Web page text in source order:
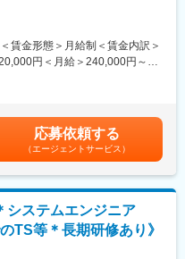
んで頂ける
で頂ける・応援頂ける
職者に会える
耗品等の営業を担います。
1：ダイヤライザー等の消耗品3
護師となります。代理店もあ
。
リニック、大病院：大学病院
賃金形態＞月給制＜賃金内訳＞
円＜月給＞240,000円～
選考を通じて上下する可能性
を含めた表記です。
応募依頼する
（エージェントサービス）
システムエンジニア
TS等＊長期研修あり》